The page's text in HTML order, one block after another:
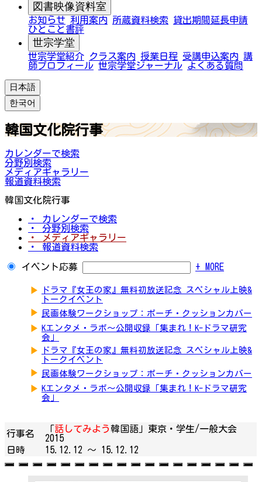
図書映像資料室
お知らせ 利用案内 所蔵資料検索
貸出期間延長申請
ひとこと書評
世宗学堂
世宗学堂紹介 クラス案内 授業日程 受講申込案内 講
師プロフィール 世宗学堂ジャーナル よくある質問
日本語
한국어
韓国文化院行事
カレンダーで検索
分野別検索
メディアギャラリー
報道資料検索
韓国文化院行事
・ カレンダーで検索
・ 分野別検索
・ メディアギャラリー
・ 報道資料検索
イベント応募 + MORE
▶
ドラマ『女王の家』無料初放送記念 スペシャル上映&
トークイベント
▶ 民画体験ワークショップ：ポーチ・クッションカバー
▶ Kエンタメ・ラボ～公開収録「集まれ！K-ドラマ研究
会」
▶
ドラマ『女王の家』無料初放送記念 スペシャル上映&
トークイベント
▶ 民画体験ワークショップ：ポーチ・クッションカバー
▶ Kエンタメ・ラボ～公開収録「集まれ！K-ドラマ研究
会」
行事名 「話してみよう韓国語」東京・学生/一般大会
2015
日時
15.12.12 ～ 15.12.12